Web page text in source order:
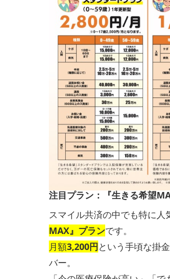
注目プラン：『生きる希望
スマイル共済の中でも特に人
MAX』プランです。
月額3,200円という手頃な掛
バー。